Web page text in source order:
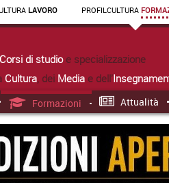
LAVORO PROFILCULTURA
Corsi di studioe specializzazione
Cultura, dei Media e dell'
Formazioni Attualità